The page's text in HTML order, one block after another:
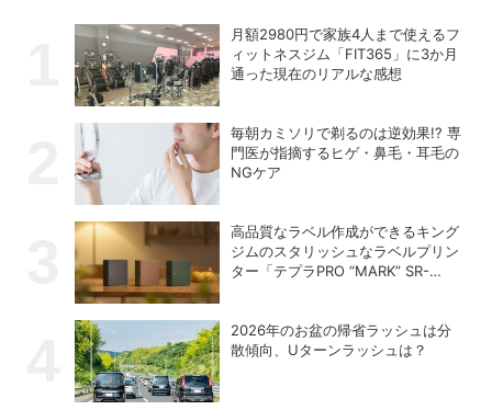
月額2980円で家族4人まで使えるフ
ィットネスジム「FIT365」に3か月
通った現在のリアルな感想
毎朝カミソリで剃るのは逆効果!? 専
門医が指摘するヒゲ・鼻毛・耳毛の
NGケア
高品質なラベル作成ができるキング
ジムのスタリッシュなラベルプリン
ター「テプラPRO “MARK” SR-
2026年のお盆の帰省ラッシュは分
散傾向、Uターンラッシュは？